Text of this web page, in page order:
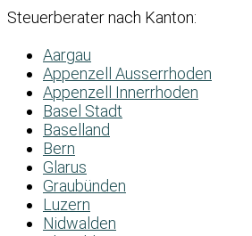
Steuerberater nach Kanton:
Aargau
Appenzell Ausserrhoden
Appenzell Innerrhoden
Basel Stadt
Baselland
Bern
Glarus
Graubünden
Luzern
Nidwalden